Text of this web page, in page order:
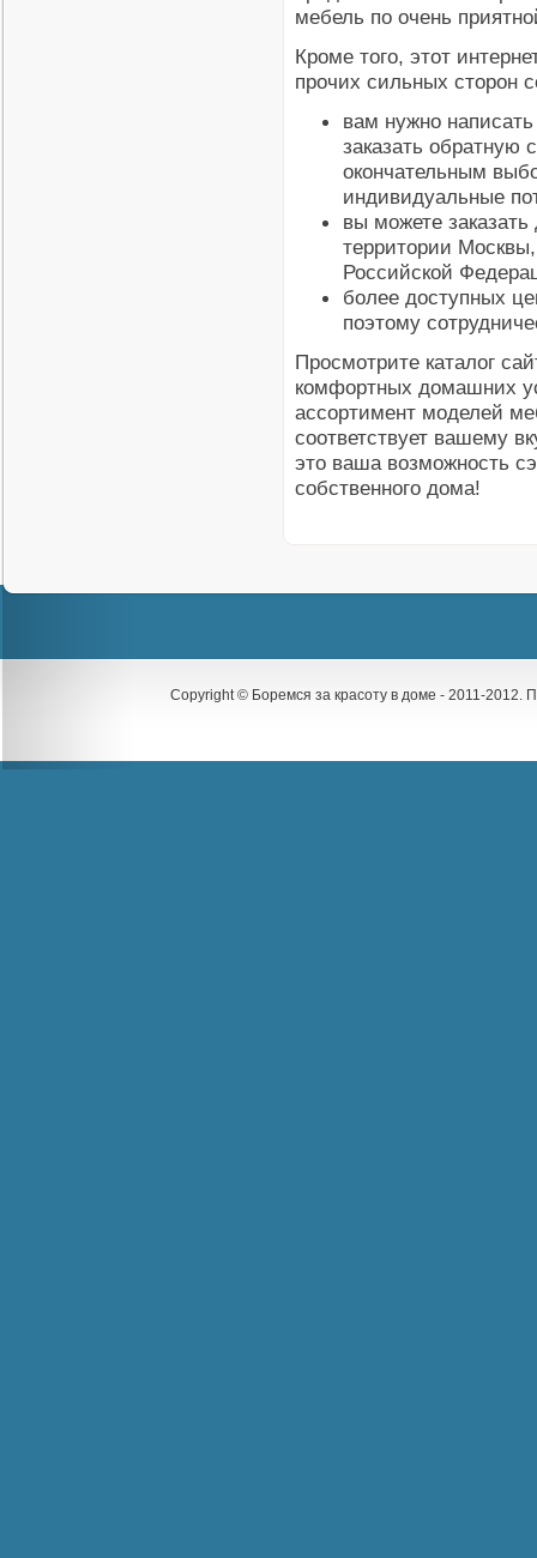
мебель по очень
Кроме того, этот
прочих сильных сторон
вам нужно
заказать обратную
окончательным
индивидуальные
вы можете
территории
Российской
более доступных
поэтому
Просмотрите каталог
комфортных домашних
ассортимент моделей
соответствует вашему
это ваша возможность
собственного дома!
Copyright © Боремся за красоту в доме - 2011-2012.